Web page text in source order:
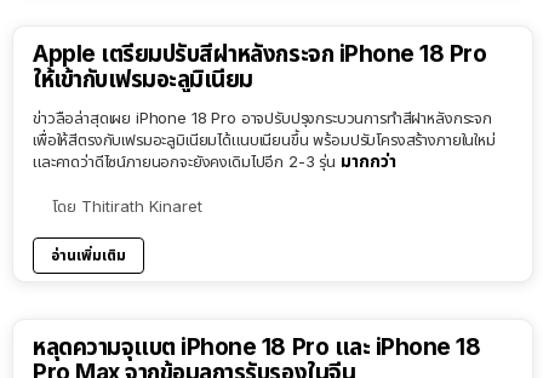
Apple เตรียมปรับสีฝาหลังกระจก iPhone 18 Pro
ให้เข้ากับเฟรมอะลูมิเนียม
ข่าวลือล่าสุดเผย iPhone 18 Pro อาจปรับปรุงกระบวนการทำสีฝาหลังกระจก
เพื่อให้สีตรงกับเฟรมอะลูมิเนียมได้แนบเนียนขึ้น พร้อมปรับโครงสร้างภายในใหม่
และคาดว่าดีไซน์ภายนอกจะยังคงเดิมไปอีก 2-3 รุ่น มากกว่า
โดย Thitirath Kinaret
อ่านเพิ่มเติม
หลุดความจุแบต iPhone 18 Pro และ iPhone 18
Pro Max จากข้อมูลการรับรองในจีน